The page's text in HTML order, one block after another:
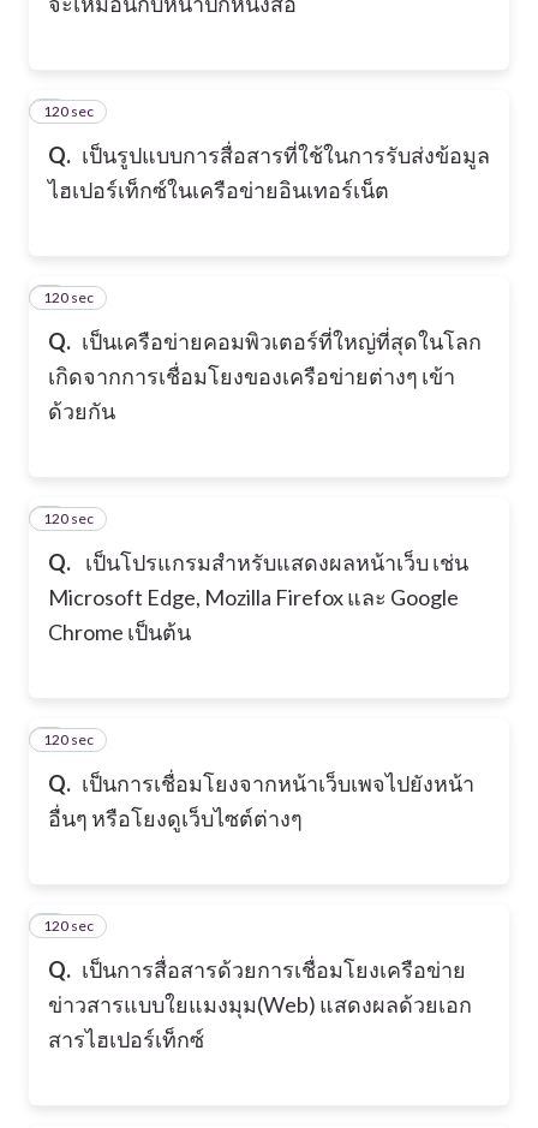
Q. เป็นรูปแบบการสื่อสารที่ใช้ในการรับส่งข้อมูล
ไฮเปอร์เท็กซ์ในเครือข่ายอินเทอร์เน็ต
2
120 sec
Q. เป็นเครือข่ายคอมพิวเตอร์ที่ใหญ่ที่สุดในโลก
เกิดจากการเชื่อมโยงของเครือข่ายต่างๆ เข้า
ด้วยกัน
3
120 sec
Q. เป็นโปรแกรมสำหรับแสดงผลหน้าเว็บ เช่น
Microsoft Edge, Mozilla Firefox และ Google
Chrome เป็นต้น
4
120 sec
Q. เป็นการเชื่อมโยงจากหน้าเว็บเพจไปยังหน้า
อื่นๆ หรือโยงดูเว็บไซต์ต่างๆ
5
120 sec
Q. เป็นการสื่อสารด้วยการเชื่อมโยงเครือข่าย
ข่าวสารแบบใยแมงมุม(Web) แสดงผลด้วยเอก
สารไฮเปอร์เท็กซ์
6
120 sec